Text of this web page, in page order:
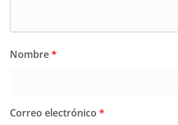
Nombre*
Correo electrónico *